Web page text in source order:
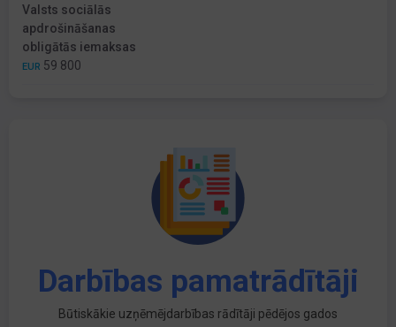
Valsts sociālās
apdrošināšanas
obligātās iemaksas
EUR 59 800
Darbības pamatrādītāji
Būtiskākie uzņēmējdarbības rādītāji pēdējos gados